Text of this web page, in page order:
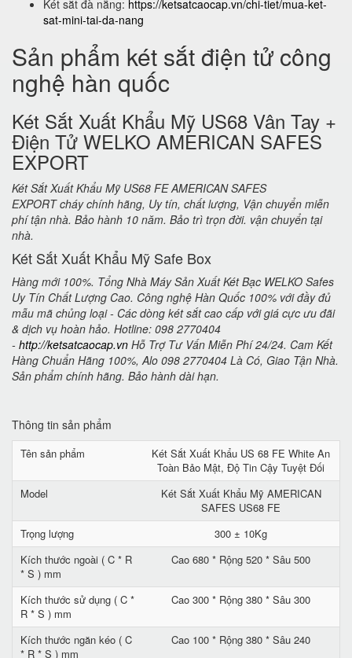
Két sắt đà nẵng: https://ketsatcaocap.vn/chi-tiet/mua-ket-
sat-mini-tai-da-nang
Sản phẩm két sắt điện tử công
nghệ hàn quốc
Két Sắt Xuất Khẩu Mỹ US68 Vân Tay +
Điện Tử WELKO AMERICAN SAFES
EXPORT
Két Sắt Xuất Khẩu Mỹ US68 FE AMERICAN SAFES
EXPORT cháy chính hãng, Uy tín, chất lượng, Vận chuyển miễn
phí tận nhà. Bảo hành 10 năm. Bảo trì trọn đời. vận chuyển tại
nhà.
Két Sắt Xuất Khẩu Mỹ Safe Box
Hàng mới 100%. Tổng Nhà Máy Sản Xuất Két Bạc WELKO Safes
Uy Tín Chất Lượng Cao. Công nghệ Hàn Quốc 100% với đầy đủ
mẫu mã chủng loại - Các dòng két sắt cao cấp với giá cực ưu đãi
& dịch vụ hoàn hảo. Hotline: 098 2770404
- http://ketsatcaocap.vn Hỗ Trợ Tư Vấn Miễn Phí 24/24. Cam Kết
Hàng Chuẩn Hãng 100%, Alo 098 2770404 Là Có, Giao Tận Nhà.
Sản phẩm chính hãng. Bảo hành dài hạn.
Thông tin sản phẩm
Tên sản phẩm
Két Sắt Xuất Khẩu US 68 FE White An
Toàn Bảo Mật, Độ Tin Cậy Tuyệt Đối
Model
Két Sắt Xuất Khẩu Mỹ AMERICAN
SAFES US68 FE
Trọng lượng
300 ± 10Kg
Kích thước ngoài ( C * R
* S ) mm
Cao 680 * Rộng 520 * Sâu 500
Kích thước sử dụng ( C *
R * S ) mm
Cao 300 * Rộng 380 * Sâu 300
Kích thước ngăn kéo ( C
* R * S ) mm
Cao 100 * Rộng 380 * Sâu 240